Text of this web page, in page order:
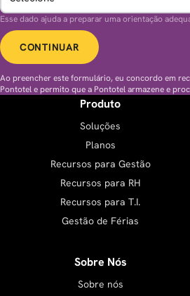
Esse dado ajuda a preparar uma orientação
CONTINUAR
Ao preencher este formulário, eu concordo em
Pontotel e permito que a Pontotel armazene e
Produto
Soluções
Planos
Recursos para Gestão
Recursos para RH
Recursos para T.I.
Gestão de Férias
Sobre Nós
Sobre nós